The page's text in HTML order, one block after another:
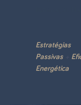
Estratégias
Passivas
Energética